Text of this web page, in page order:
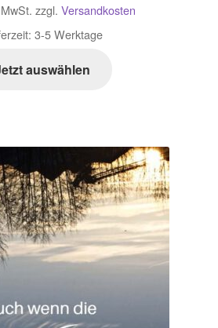
zzgl. Versandkosten
3-5 Werktage
auswählen